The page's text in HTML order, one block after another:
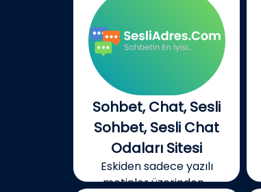
Sohbet, Chat, Sesli
Sohbet, Sesli Chat
Odaları Sitesi
Eskiden sadece yazılı
metinler üzerinden...